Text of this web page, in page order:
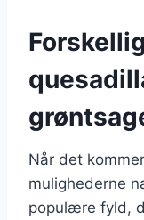
Når det
mulighederne
populære fyld,